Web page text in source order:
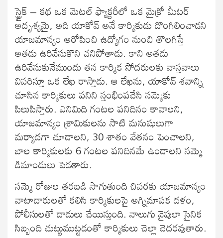
స్ట్రైక్‍ – కథ ఒక మెటల్‍ ఫ్యాక్టరీలో ఒక మైక్రో మీటర్‍
అదృశ్యమై, అది యాకోవ్‍ అనే కార్మికుడు దొంగిలించాడని
యాజమాన్యం ఆరోపించి ఉద్యోగం నుంచి తొలగిస్తే
అతడు ఉరివేసుకొని చనిపోతాడు. కాని అతడు
ఉరివేసుకునేముందు తన కార్మిక సోదరులకు వాస్తవాలు
వివరిస్తూ ఒక లేఖ రాస్తాడు. ఆ లేఖను, యాకోవ్‍ శవాన్ని
చూసిన కార్మికులు పనిని స్తంభింపచేసి సమ్మెకు
పిలుపిస్తారు. ఎనిమిది గంటల పనిదినం కావాలని,
యాజమాన్యం శ్రామికులను సాటి మనుషులుగా
మర్యాదగా చూడాలని, 30 శాతం వేతనం పెంచాలని,
బాల కార్మికులకు 6 గంటల పనిదినమే ఉండాలని సమ్మె
డిమాండులు పెడతారు.
సమ్మె రోజుల తరబడి సాగుతుంది చివరకు యాజమాన్యం
వాటాదారులతో కలిసి కార్మికులపై అగ్నిమాపక దళం,
పోలీసులతో దాడులు చేయిస్తుంది. నాలుగు వైపులా సైనిక
సిబ్బంది చుట్టుముట్టడంతో కార్మికులు చెల్లా చెదరవుతారు.